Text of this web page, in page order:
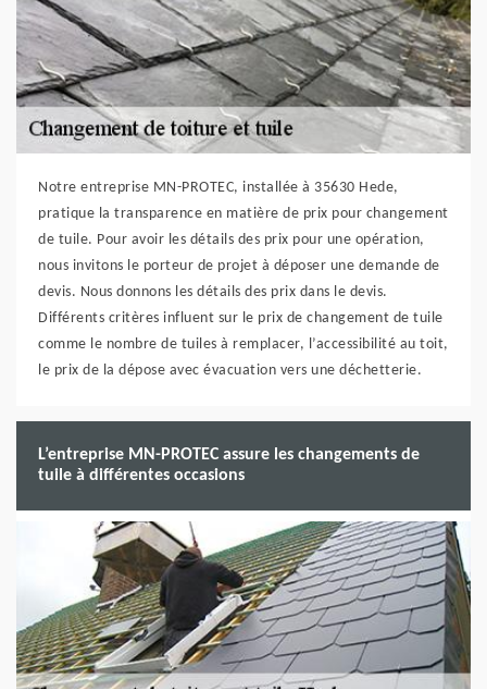
Notre entreprise MN-PROTEC, installée à 35630 Hede,
pratique la transparence en matière de prix pour changement
de tuile. Pour avoir les détails des prix pour une opération,
nous invitons le porteur de projet à déposer une demande de
devis. Nous donnons les détails des prix dans le devis.
Différents critères influent sur le prix de changement de tuile
comme le nombre de tuiles à remplacer, l’accessibilité au toit,
le prix de la dépose avec évacuation vers une déchetterie.
L’entreprise MN-PROTEC assure les changements de
tuile à différentes occasions